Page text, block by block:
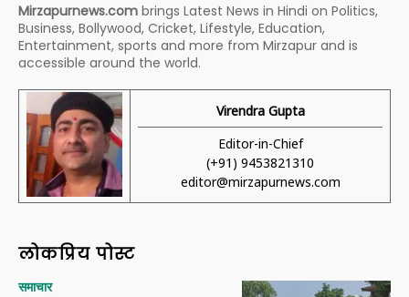
Mirzapurnews.com brings Latest News in Hindi on Politics,
Business, Bollywood, Cricket, Lifestyle, Education,
Entertainment, sports and more from Mirzapur and is
accessible around the world.
Virendra Gupta
Editor-in-Chief
(+91) 9453821310
editor@mirzapurnews.com
लोकप्रिय पोस्ट
समाचार